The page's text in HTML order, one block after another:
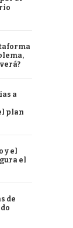
a
plan
y el
el
de